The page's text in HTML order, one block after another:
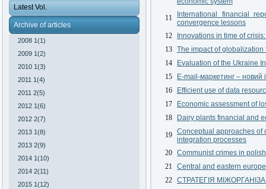
Latest Vol.
Archive of articles
2008 1(1)
2009 1(2)
2010 1(3)
2011 1(4)
2011 2(5)
2012 1(6)
2012 2(7)
2013 1(8)
2013 2(9)
2014 1(10)
2014 2(11)
2015 1(12)
11
International financial
convergence lessons
12
Innovations in time of
13 The impact of
14
Evaluation of the Ukraine
15
E-mail-маркетинг – новий
16
Efficient use of data
17
Economic assessment of
18
Dairy plants financial and
19 Conceptual approaches of
integration processes
20 Communist crimes in
21
Central and eastern
22 СТРАТЕГІЯ